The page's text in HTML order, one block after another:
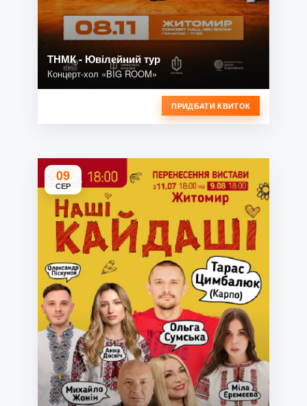
ТНМК - Ювілейний тур
Концерт-хол «BIG ROOM»
ПРИДБАТИ КВИТОК
09
СЕР